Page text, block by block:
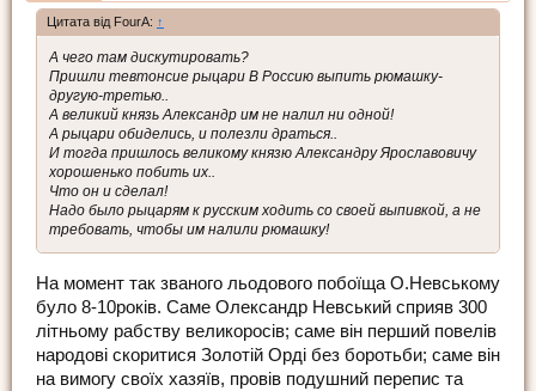
Цитата від FourA: ↑
А чего там дискутировать?
Пришли тевтонсие рыцари В Россию выпить рюмашку-
другую-третью..
А великий князь Александр им не налил ни одной!
А рыцари обиделись, и полезли драться..
И тогда пришлось великому князю Александру Ярославовичу
хорошенько побить их..
Что он и сделал!
Надо было рыцарям к русским ходить со своей выпивкой, а не
требовать, чтобы им налили рюмашку!
На момент так званого льодового побоїща О.Невському
було 8-10років. Саме Олександр Невський сприяв 300
літньому рабству великоросів; саме він перший повелів
народові скоритися Золотій Орді без боротьби; саме він
на вимогу своїх хазяїв, провів подушний перепис та